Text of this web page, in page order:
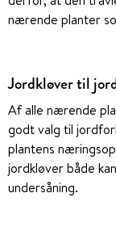
nærende planter
Jordkløver til
Af alle nærende
godt valg til
plantens
jordkløver både
undersåning.